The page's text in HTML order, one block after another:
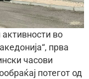
во
прва
часови
потегот од